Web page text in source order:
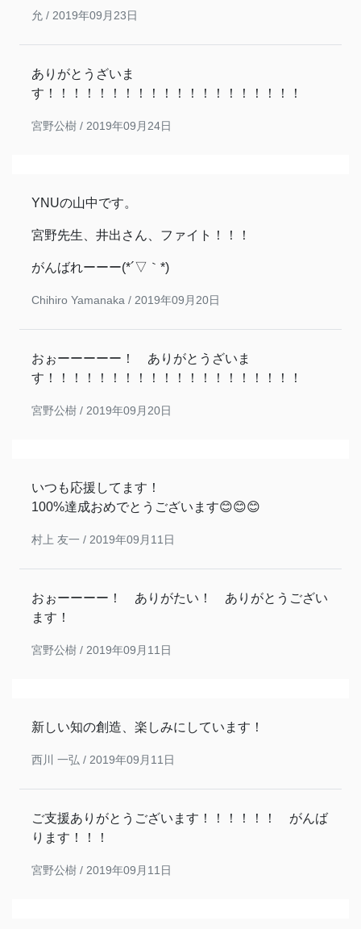
允 / 2019年09月23日
ありがとうざいま
す！！！！！！！！！！！！！！！！！！！！
宮野公樹 / 2019年09月24日
YNUの山中です。
宮野先生、井出さん、ファイト！！！
がんばれーーー(*´▽｀*)
Chihiro Yamanaka / 2019年09月20日
おぉーーーーー！ ありがとうざいま
す！！！！！！！！！！！！！！！！！！！！
宮野公樹 / 2019年09月20日
いつも応援してます！
100%達成おめでとうございます😊😊😊
村上 友一 / 2019年09月11日
おぉーーーー！ ありがたい！ ありがとうござい
ます！
宮野公樹 / 2019年09月11日
新しい知の創造、楽しみにしています！
西川 一弘 / 2019年09月11日
ご支援ありがとうございます！！！！！！ がんば
ります！！！
宮野公樹 / 2019年09月11日